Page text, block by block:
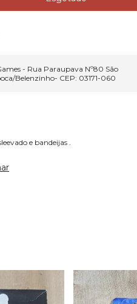
- Rua Paraupava Nº80 São
Belenzinho- CEP: 03171-060
e bandeijas .